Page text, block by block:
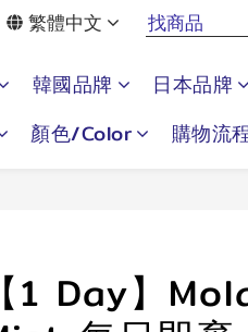
繁體中文
韓國品牌
日本品牌
顏色/Color 購物流
【1 Day】